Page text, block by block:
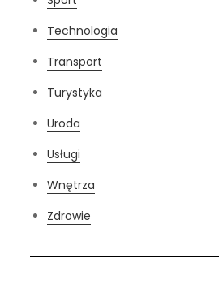
Technologia
Transport
Turystyka
Uroda
Usługi
Wnętrza
Zdrowie